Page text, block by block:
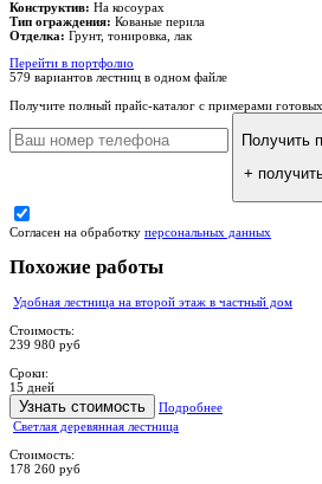
Конструктив: На косоурах
Тип ограждения: Кованые перила
Отделка: Грунт, тонировка, лак
Перейти в портфолио
579 вариантов лестниц в одном файле
Получите полный прайс-каталог с примерами
Получить
+
Согласен на обработку персональных данных
Похожие работы
Удобная лестница на второй этаж в частный дом
Стоимость:
239 980 руб
Сроки:
15 дней
Узнать стоимость
Подробнее
Светлая деревянная лестница
Стоимость:
178 260 руб